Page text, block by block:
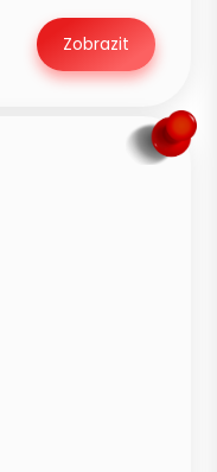
Zobrazit